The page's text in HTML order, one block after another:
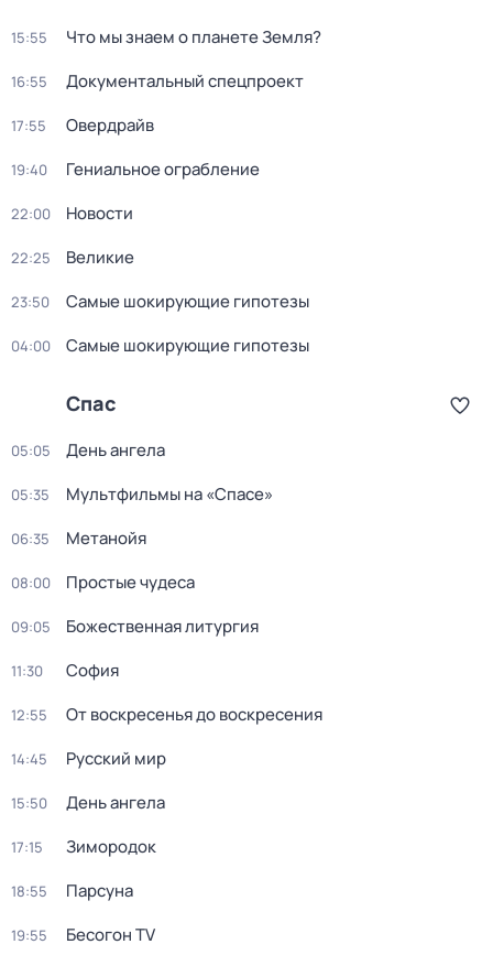
15:55 Что мы знаем о планете Земля?
16:55 Документальный спецпроект
17:55 Овердрайв
19:40 Гениальное ограбление
22:00 Новости
22:25 Великие
23:50 Самые шoкиpующие гипотезы
04:00 Самые шoкиpующие гипотезы
Спас
05:05 День ангела
05:35 Мультфильмы на «Спасе»
06:35 Метанойя
08:00 Простые чудеса
09:05 Божественная литургия
11:30 София
12:55 От воскресенья до воскресения
14:45 Русский мир
15:50 День ангела
17:15 Зиморoдoк
18:55 Парсуна
19:55 Бесогон TV